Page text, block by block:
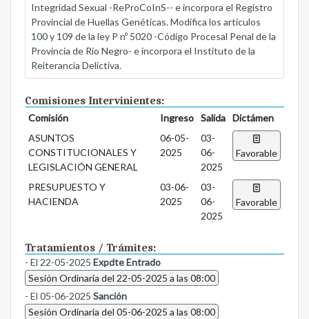
Integridad Sexual -ReProCoInS-- e incorpora el Registro
Provincial de Huellas Genéticas. Modifica los artículos
100 y 109 de la ley P nº 5020 -Código Procesal Penal de la
Provincia de Río Negro- e incorpora el Instituto de la
Reiterancia Delictiva.
Comisiones Intervinientes:
Comisión Ingreso Salida
Dictámen
ASUNTOS
CONSTITUCIONALES Y
LEGISLACIÓN GENERAL
06-05-
2025
03-
06-
2025
Favorable
PRESUPUESTO Y
HACIENDA
03-06-
2025
03-
06-
2025
Favorable
Tratamientos / Trámites:
- El 22-05-2025 Expdte Entrado
Sesión Ordinaria del 22-05-2025 a las 08:00
- El 05-06-2025 Sanción
Sesión Ordinaria del 05-06-2025 a las 08:00